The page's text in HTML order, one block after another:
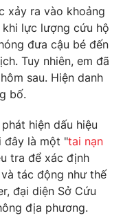
xảy ra vào khoảng
lực lượng cứu hộ
đưa cậu bé đến
Tuy nhiên, em đã
sau. Hiện danh
bố.
hiện dấu hiệu
đây là một "tai nạn
tra để xác định
tác động như thế
đại diện Sở Cứu
địa phương.